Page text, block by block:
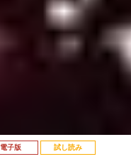
電子版 試し読み